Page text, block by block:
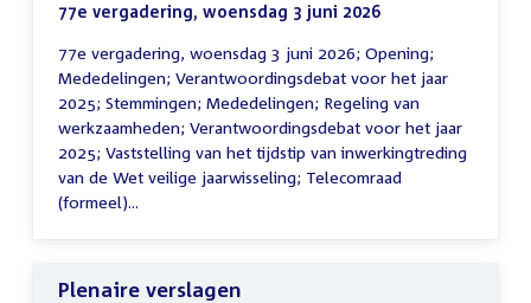
77e vergadering, woensdag 3 juni 2026
77e vergadering, woensdag 3 juni 2026; Opening;
Mededelingen; Verantwoordingsdebat voor het jaar
2025; Stemmingen; Mededelingen; Regeling van
werkzaamheden; Verantwoordingsdebat voor het jaar
2025; Vaststelling van het tijdstip van inwerkingtreding
van de Wet veilige jaarwisseling; Telecomraad
(formeel)...
Plenaire verslagen